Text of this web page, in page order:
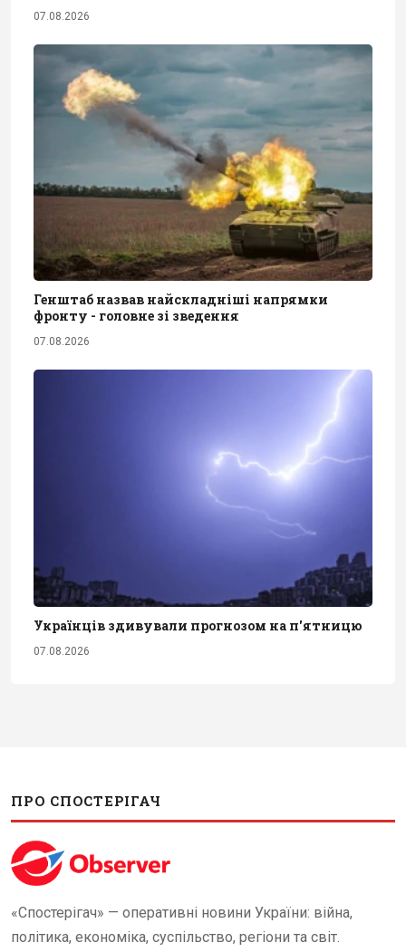
07.08.2026
Генштаб назвав найскладніші напрямки
фронту - головне зі зведення
07.08.2026
Українців здивували прогнозом на п'ятницю
07.08.2026
ПРО СПОСТЕРІГАЧ
«Спостерігач» — оперативні новини України: війна,
політика, економіка, суспільство, регіони та світ.